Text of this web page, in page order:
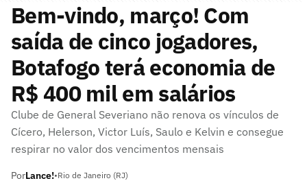
Bem-vindo, março! Com
saída de cinco jogadores,
Botafogo terá economia de
R$ 400 mil em salários
Clube de General Severiano não renova os vínculos de
Cícero, Helerson, Victor Luís, Saulo e Kelvin e consegue
respirar no valor dos vencimentos mensais
PorLance!•Rio de Janeiro (RJ)